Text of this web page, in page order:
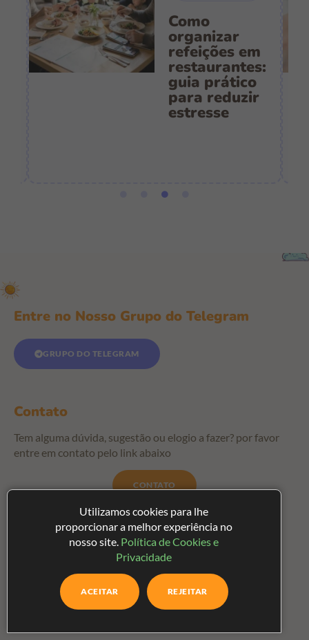
Como
organizar
refeições em
restaurantes:
guia prático
para reduzir
estresse
Menu
Termos e Condições
Política de privacidade
Entre no Nosso Grupo do Telegram
GRUPO DO TELEGRAM
Contato
Tem alguma dúvida, sugestão ou elogio a fazer? por favor
entre em contato pelo link abaixo
CONTATO
Utilizamos cookies para lhe
proporcionar a melhor experiência no
nosso site. Política de Cookies e
Privacidade
ACEITAR REJEITAR